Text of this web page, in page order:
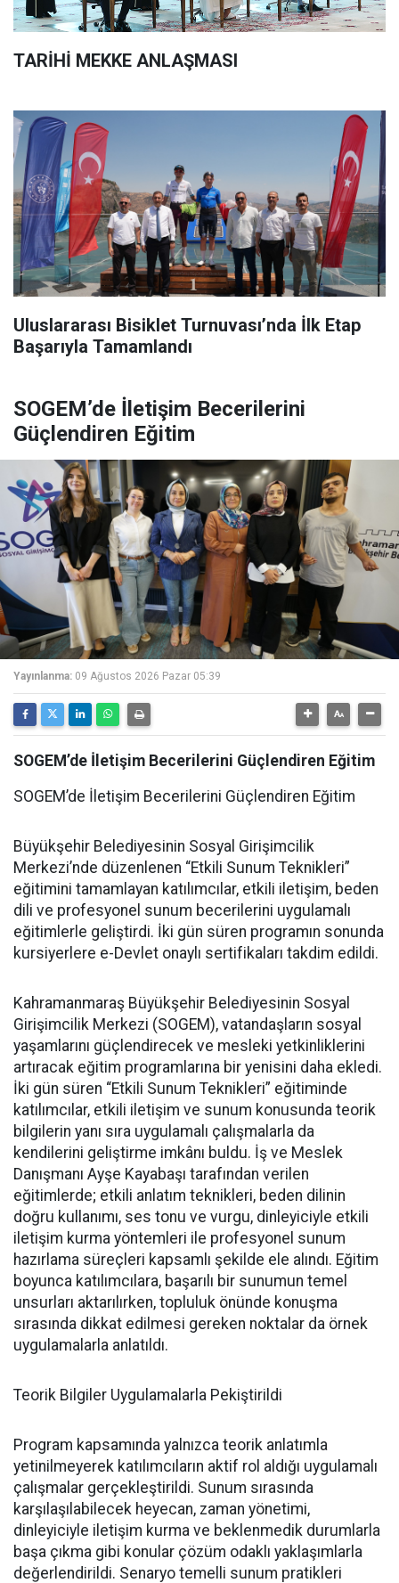
TARİHİ MEKKE ANLAŞMASI
Uluslararası Bisiklet Turnuvası’nda İlk Etap
Başarıyla Tamamlandı
SOGEM’de İletişim Becerilerini
Güçlendiren Eğitim
Yayınlanma: 09 Ağustos 2026 Pazar 05:39
SOGEM’de İletişim Becerilerini Güçlendiren Eğitim
SOGEM’de İletişim Becerilerini Güçlendiren Eğitim
Büyükşehir Belediyesinin Sosyal Girişimcilik
Merkezi’nde düzenlenen “Etkili Sunum Teknikleri”
eğitimini tamamlayan katılımcılar, etkili iletişim, beden
dili ve profesyonel sunum becerilerini uygulamalı
eğitimlerle geliştirdi. İki gün süren programın sonunda
kursiyerlere e-Devlet onaylı sertifikaları takdim edildi.
Kahramanmaraş Büyükşehir Belediyesinin Sosyal
Girişimcilik Merkezi (SOGEM), vatandaşların sosyal
yaşamlarını güçlendirecek ve mesleki yetkinliklerini
artıracak eğitim programlarına bir yenisini daha ekledi.
İki gün süren “Etkili Sunum Teknikleri” eğitiminde
katılımcılar, etkili iletişim ve sunum konusunda teorik
bilgilerin yanı sıra uygulamalı çalışmalarla da
kendilerini geliştirme imkânı buldu. İş ve Meslek
Danışmanı Ayşe Kayabaşı tarafından verilen
eğitimlerde; etkili anlatım teknikleri, beden dilinin
doğru kullanımı, ses tonu ve vurgu, dinleyiciyle etkili
iletişim kurma yöntemleri ile profesyonel sunum
hazırlama süreçleri kapsamlı şekilde ele alındı. Eğitim
boyunca katılımcılara, başarılı bir sunumun temel
unsurları aktarılırken, topluluk önünde konuşma
sırasında dikkat edilmesi gereken noktalar da örnek
uygulamalarla anlatıldı.
Teorik Bilgiler Uygulamalarla Pekiştirildi
Program kapsamında yalnızca teorik anlatımla
yetinilmeyerek katılımcıların aktif rol aldığı uygulamalı
çalışmalar gerçekleştirildi. Sunum sırasında
karşılaşılabilecek heyecan, zaman yönetimi,
dinleyiciyle iletişim kurma ve beklenmedik durumlarla
başa çıkma gibi konular çözüm odaklı yaklaşımlarla
değerlendirildi. Senaryo temelli sunum pratikleri